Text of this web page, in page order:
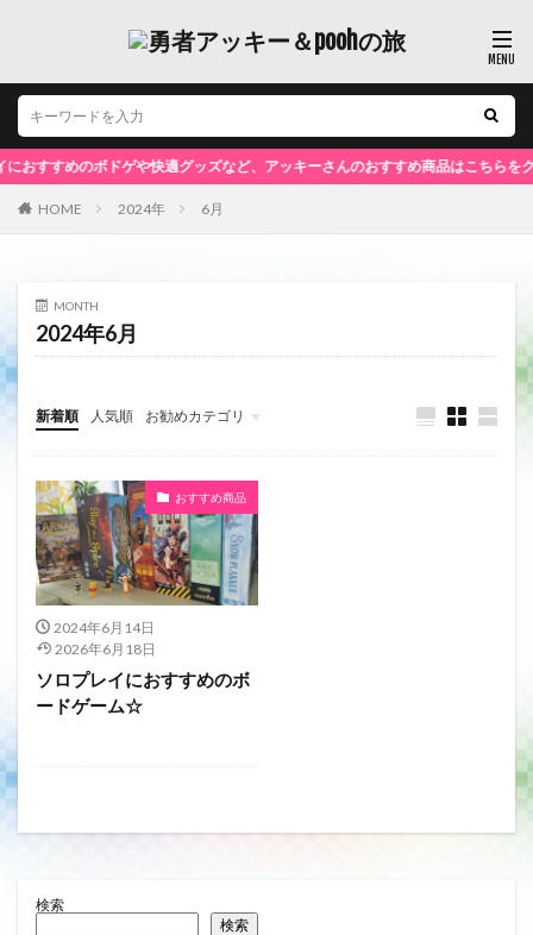
すすめのボドゲや快適グッズなど、アッキーさんのおすすめ商品はこちらをク
HOME 2024年 6月
MONTH
2024年6月
新着順 人気順 お勧めカテゴリ
未分類
おすすめ商品
2024年6月14日
2026年6月18日
ソロプレイにおすすめのボ
ードゲーム☆
検索
検索